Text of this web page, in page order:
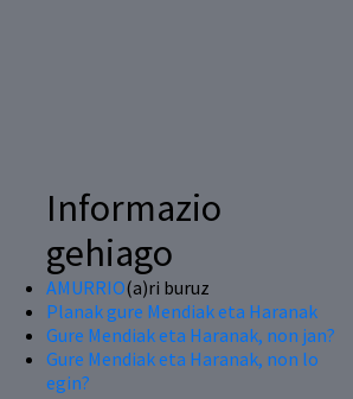
Informazio
gehiago
AMURRIO(a)ri buruz
Planak gure Mendiak eta Haranak
Gure Mendiak eta Haranak, non jan?
Gure Mendiak eta Haranak, non lo
egin?